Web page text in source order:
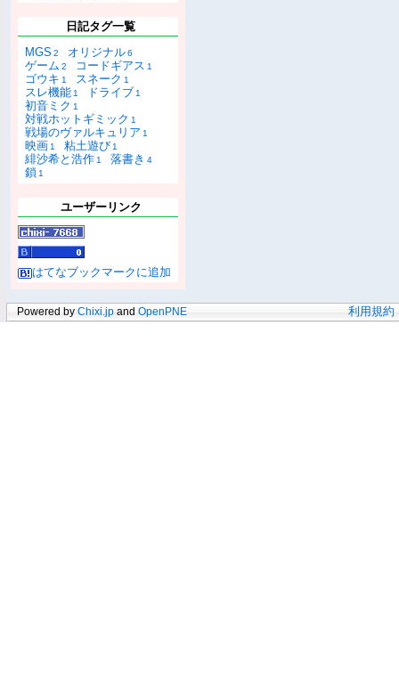
日記タグ一覧
MGS 2 オリジナル6
ゲーム 2 コードギアス 1
ゴウキ 1 スネーク 1
スレ機能 1 ドライブ 1
初音ミク 1
対戦ホットギミック 1
戦場のヴァルキュリア 1
映画 1 粘土遊び 1
緋沙希と浩作 1 落書き 4
鎖 1
ユーザーリンク
はてなブックマークに追加
Powered by Chixi.jp and OpenPNE 利用規約